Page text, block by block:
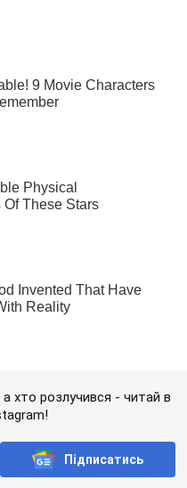
хто розлучився - читай в
Підписатись